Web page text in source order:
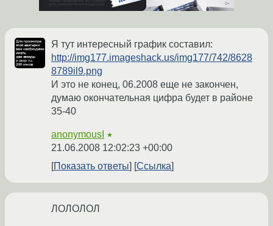
Я тут интересный график составил:
http://img177.imageshack.us/img177/742/8628
8789il9.png
И это не конец, 06.2008 еще не закончен,
думаю окончательная цифра будет в районе
35-40
anonymousI ★
21.06.2008 12:02:23 +00:00
Показать ответы
Ссылка
ЛОЛОЛОЛ